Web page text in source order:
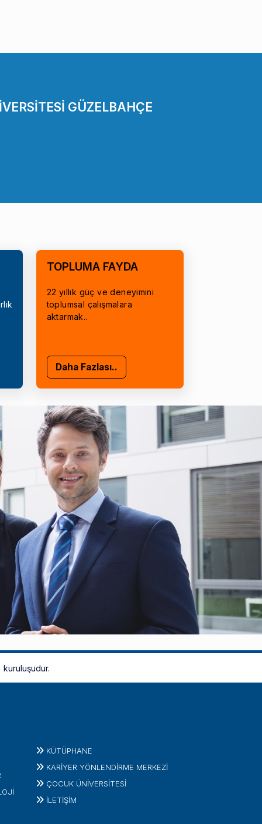
GÜZELBAHÇE
TOPLUMA FAYDA
22 yıllık güç ve deneyimini
toplumsal çalışmalara
aktarmak..
Daha Fazlası..
kuruluşudur.
KÜTÜPHANE
KARİYER YÖNLENDİRME MERKEZİ
ÇOCUK ÜNIVERSITESI
İLETIŞIM